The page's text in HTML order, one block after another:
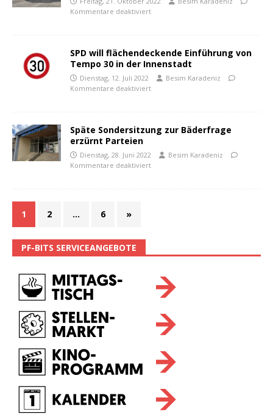
Kommentare deaktiviert
SPD will flächendeckende Einführung von
Tempo 30 in der Innenstadt
Dienstag, 12. Juli 2022
Besim Karadeniz
Kommentare deaktiviert
Späte Sondersitzung zur Bäderfrage
erzürnt Parteien
Dienstag, 28. Juni 2022
Besim Karadeniz
Kommentare deaktiviert
1 2 … 6 »
PF-BITS SERVICEANGEBOTE